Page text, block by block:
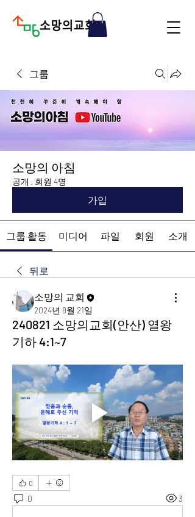
그룹
소망의 아침
공개 · 회원 4명
가입
그룹 활동 미디어 파일 회원 소개
뒤로
소망의 교회
2024년 8월 21일
240821 소망의교회(안산) 열왕
기하 4:1~7
0
0 3